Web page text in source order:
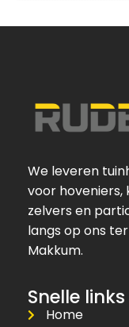
We leveren
voor
zelvers en
langs op ons
Makkum.
Snelle links
Home